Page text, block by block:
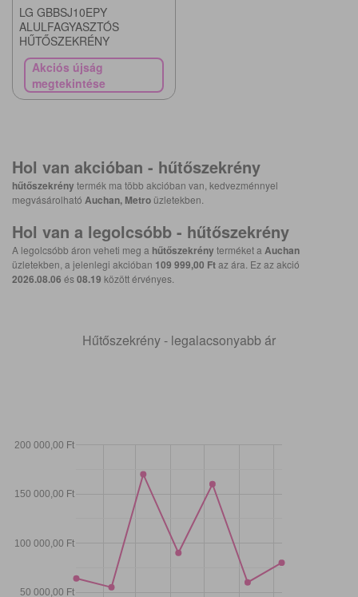
LG GBBSJ10EPY
ALULFAGYASZTÓS
HŰTŐSZEKRÉNY
Akciós újság
megtekintése
Hol van akcióban - hűtőszekrény
hűtőszekrény termék ma több akcióban van, kedvezménnyel
megvásárolható Auchan, Metro üzletekben.
Hol van a legolcsóbb - hűtőszekrény
A legolcsóbb áron veheti meg a hűtőszekrény terméket a Auchan
üzletekben, a jelenlegi akcióban 109 999,00 Ftaz ára. Ez az akció
2026.08.06 és08.19 között érvényes.
Hűtőszekrény - legalacsonyabb ár
50 000,00 Ft
100 000,00 Ft
150 000,00 Ft
200 000,00 Ft